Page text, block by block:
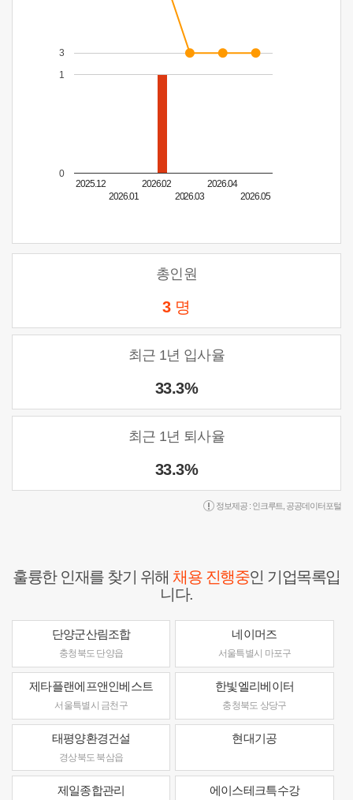
2025.12
2026.01
2026.02
2026.03
2026.04
2026.05
0
1
3
총인원
3 명
최근 1년 입사율
33.3%
최근 1년 퇴사율
33.3%
정보제공 : 인크루트 공공데이터포털
훌륭한 인재를 찾기 위해채용 진행중인 기업목록입
니다.
단양군산림조합
충청북도 단양읍
네이머즈
서울특별시 마포구
제타플랜에프앤인베스트
서울특별시 금천구
한빛엘리베이터
충청북도 상당구
태평양환경건설
경상북도 북삼읍
현대기공
제일종합관리 에이스테크특수강